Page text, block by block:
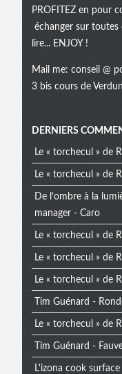
PROFITEZ en pour
échanger sur toutes
lire... ENJOY !
Mail me: conseil @
3 bis cours de
extra
DERNIERS
Le « torchecul » de
Le « torchecul » de
De l’ombre à la
manager - Caro
Le « torchecul » de
Le « torchecul » de
Le « torchecul » de
Tim Guénard -
Le « torchecul » de
Tim Guénard -
L'izona cook